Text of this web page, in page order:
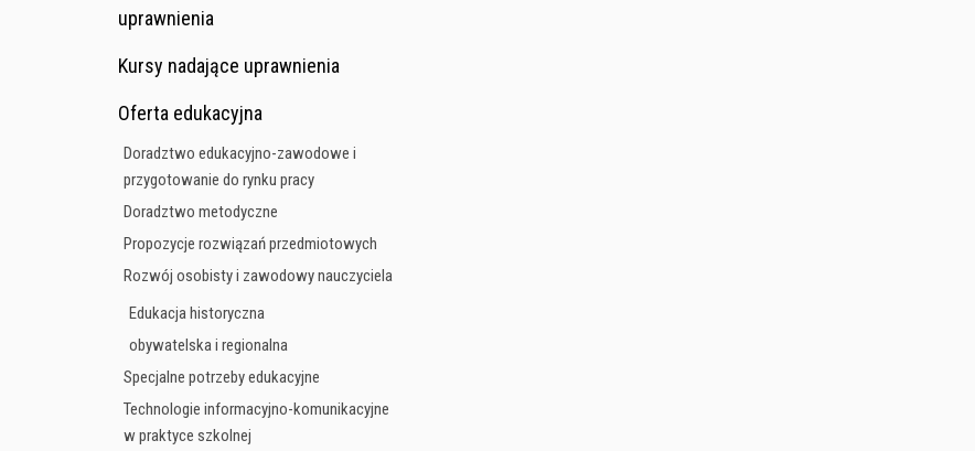
uprawnienia
Kursy nadające uprawnienia
Oferta edukacyjna
Doradztwo edukacyjno-zawodowe i
przygotowanie do rynku pracy
Doradztwo metodyczne
Propozycje rozwiązań przedmiotowych
Rozwój osobisty i zawodowy nauczyciela
Edukacja historyczna
obywatelska i regionalna
Specjalne potrzeby edukacyjne
Technologie informacyjno-komunikacyjne
w praktyce szkolnej